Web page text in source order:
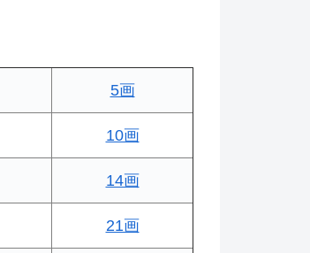
5画
10画
14画
21画